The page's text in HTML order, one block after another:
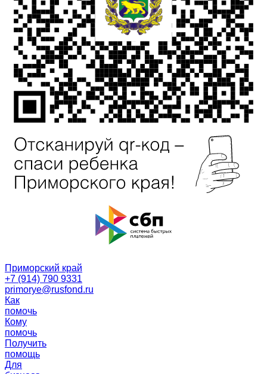
Приморский край
+7 (914) 790 9331
primorye@rusfond.ru
Как
помочь
Кому
помочь
Получить
помощь
Для